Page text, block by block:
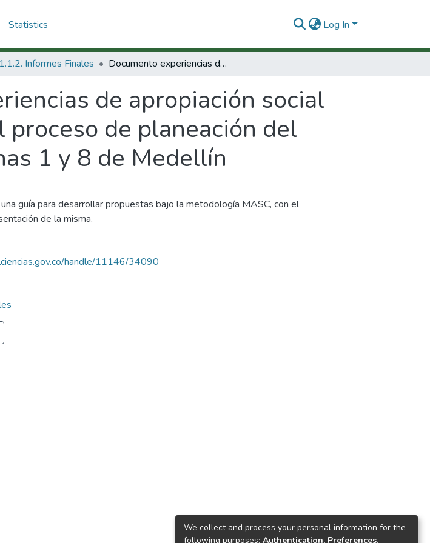
Statistics Log In
1.1.2. Informes Finales Documento experiencias de apropiación social del conocimiento enfocado al proceso de planeación del desarrollo local en las comunas 1 y 8 de Medellín
de apropiación social
de planeación del
1 y 8 de Medellín
guía para desarrollar propuestas bajo la metodología MASC, con el
de la misma.
handle/11146/34090
We collect and process your personal information for the
following purposes: Authentication, Preferences,